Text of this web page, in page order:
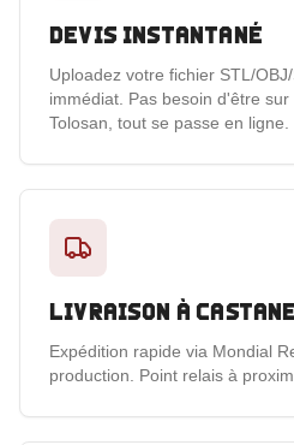
Devis instantané
Uploadez votre fichier STL/
immédiat. Pas besoin d'être
Tolosan, tout se passe en ligne.
Livraison à
Expédition rapide via Mondial
production. Point relais à